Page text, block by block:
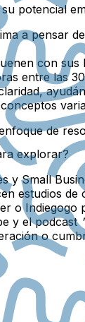
potencial
a pensar
con sus
entre las
de
explorar?
y Small
estudios de
o Indiegogo
y el podcast
o